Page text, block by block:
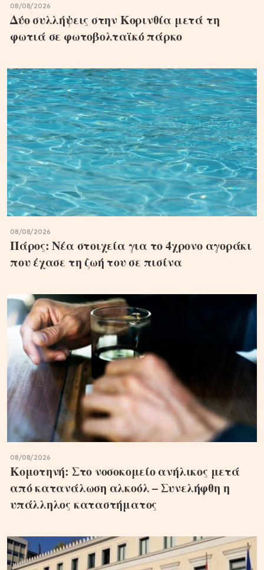
08/08/2026
Δύο συλλήψεις στην Κορινθία μετά τη
φωτιά σε φωτοβολταϊκό πάρκο
08/08/2026
Πάρος: Νέα στοιχεία για το 4χρονο αγοράκι
που έχασε τη ζωή του σε πισίνα
08/08/2026
Κομοτηνή: Στο νοσοκομείο ανήλικος μετά
από κατανάλωση αλκοόλ – Συνελήφθη η
υπάλληλος καταστήματος